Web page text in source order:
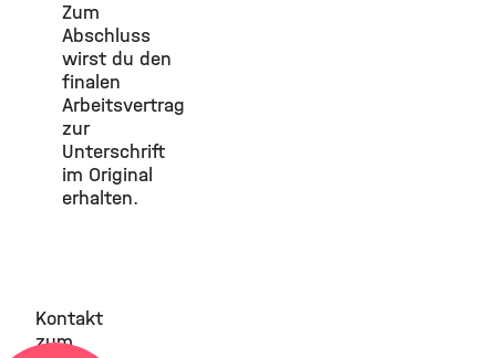
Zum
Abschluss
wirst du den
finalen
Arbeitsvertrag
zur
Unterschrift
im Original
erhalten.
Kontakt
zum